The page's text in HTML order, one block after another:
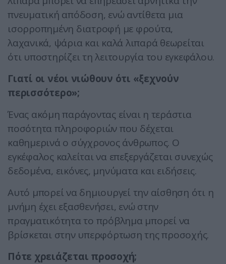
πνευματική απόδοση, ενώ αντίθετα μια
ισορροπημένη διατροφή με φρούτα,
λαχανικά, ψάρια και καλά λιπαρά θεωρείται
ότι υποστηρίζει τη λειτουργία του εγκεφάλου.
Γιατί οι νέοι νιώθουν ότι «ξεχνούν
περισσότερο»;
Ένας ακόμη παράγοντας είναι η τεράστια
ποσότητα πληροφοριών που δέχεται
καθημερινά ο σύγχρονος άνθρωπος. Ο
εγκέφαλος καλείται να επεξεργάζεται συνεχώς
δεδομένα, εικόνες, μηνύματα και ειδήσεις.
Αυτό μπορεί να δημιουργεί την αίσθηση ότι η
μνήμη έχει εξασθενήσει, ενώ στην
πραγματικότητα το πρόβλημα μπορεί να
βρίσκεται στην υπερφόρτωση της προσοχής.
Πότε χρειάζεται προσοχή;